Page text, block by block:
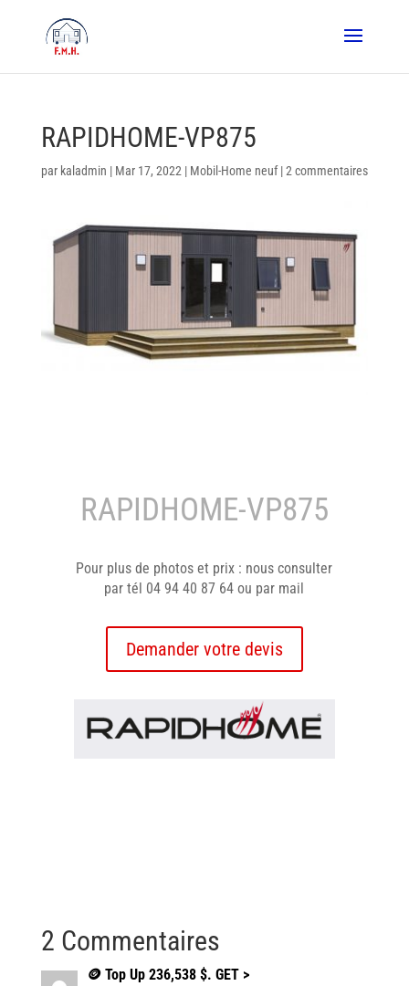
RAPIDHOME-VP875
par kaladmin | Mar 17, 2022 | Mobil-Home neuf|2 commentaires
RAPIDHOME-VP875
Pour plus de photos et prix : nous consulter
par tél 04 94 40 87 64 ou par mail
Demander votre devis
2 Commentaires
🪙 Top Up 236,538 $. GET >